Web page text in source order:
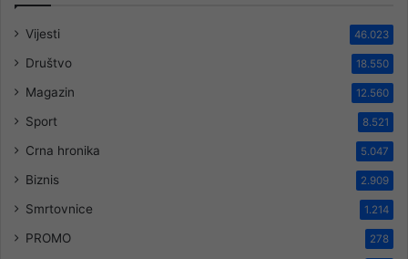
Vijesti 46.023
Društvo 18.550
Magazin 12.560
Sport 8.521
Crna hronika 5.047
Biznis 2.909
Smrtovnice 1.214
PROMO 278